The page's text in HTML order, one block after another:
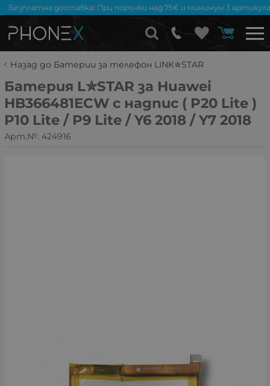
Безплатна доставка! При поръчки над 75€ и минимум 3
Назад до Батерии за телефон LINK✮STAR
Батерия L✮STAR за Huawei
HB366481ECW с надпис ( P20 Lite )
P10 Lite / P9 Lite / Y6 2018 / Y7 2018
Арт.№: 424916